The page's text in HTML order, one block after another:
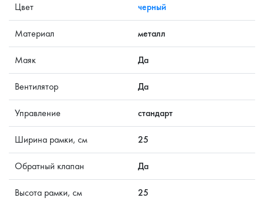
Цвет черный
Материал металл
Маяк Да
Вентилятор Да
Управление стандарт
Ширина рамки, см 25
Обратный клапан Да
Высота рамки, см 25